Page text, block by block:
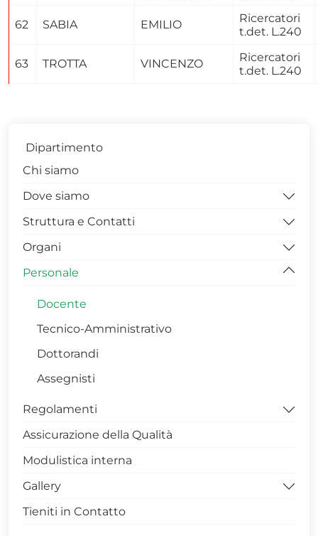
62 SABIA EMILIO
Ricercatori
t.det. L.240
63 TROTTA VINCENZO
Ricercatori
t.det. L.240
Dipartimento
Chi siamo
Dove siamo
PIANTE EDIFICIO 2DA
PIANTE EDIFICIO 3A
PIANTE EDIFICIO 3B
Struttura e Contatti
UFFICIO DIDATTICA
UFFICIO RICERCA
UFFICIO AMMINISTRAZIONE E CONTABILITA’
Segreteria di Direzione
Organi
Direttore
Consigli
Commissioni
Personale
Docente
Tecnico-Amministrativo
Dottorandi
Assegnisti
Regolamenti
Funzionamento
Didattica
Prova finale
Assicurazione della Qualità
Modulistica interna
Gallery
PRESENTAZIONE SCUOLA
Tieniti in Contatto